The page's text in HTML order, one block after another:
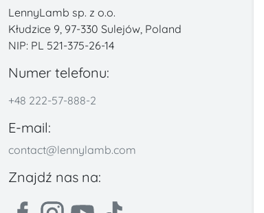
LennyLamb sp. z o.o.
Kłudzice 9, 97-330 Sulejów, Poland
NIP: PL 521-375-26-14
Numer telefonu:
+48 222-57-888-2
E-mail:
contact@lennylamb.com
Znajdź nas na: